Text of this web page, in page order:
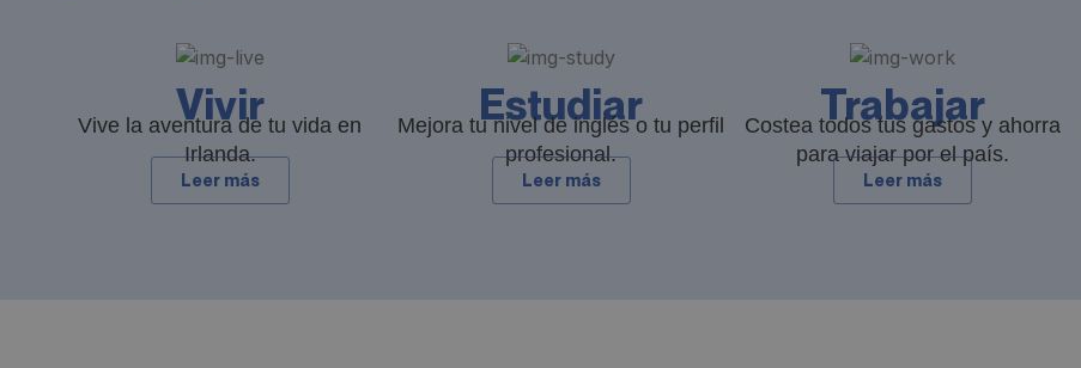
Vivir
Vive la aventura de tu vida en
Irlanda.
Leer más
Estudiar
Mejora tu nivel de inglés o tu perfil
profesional.
Leer más
Trabajar
Costea todos tus gastos y ahorra
para viajar por el país.
Leer más